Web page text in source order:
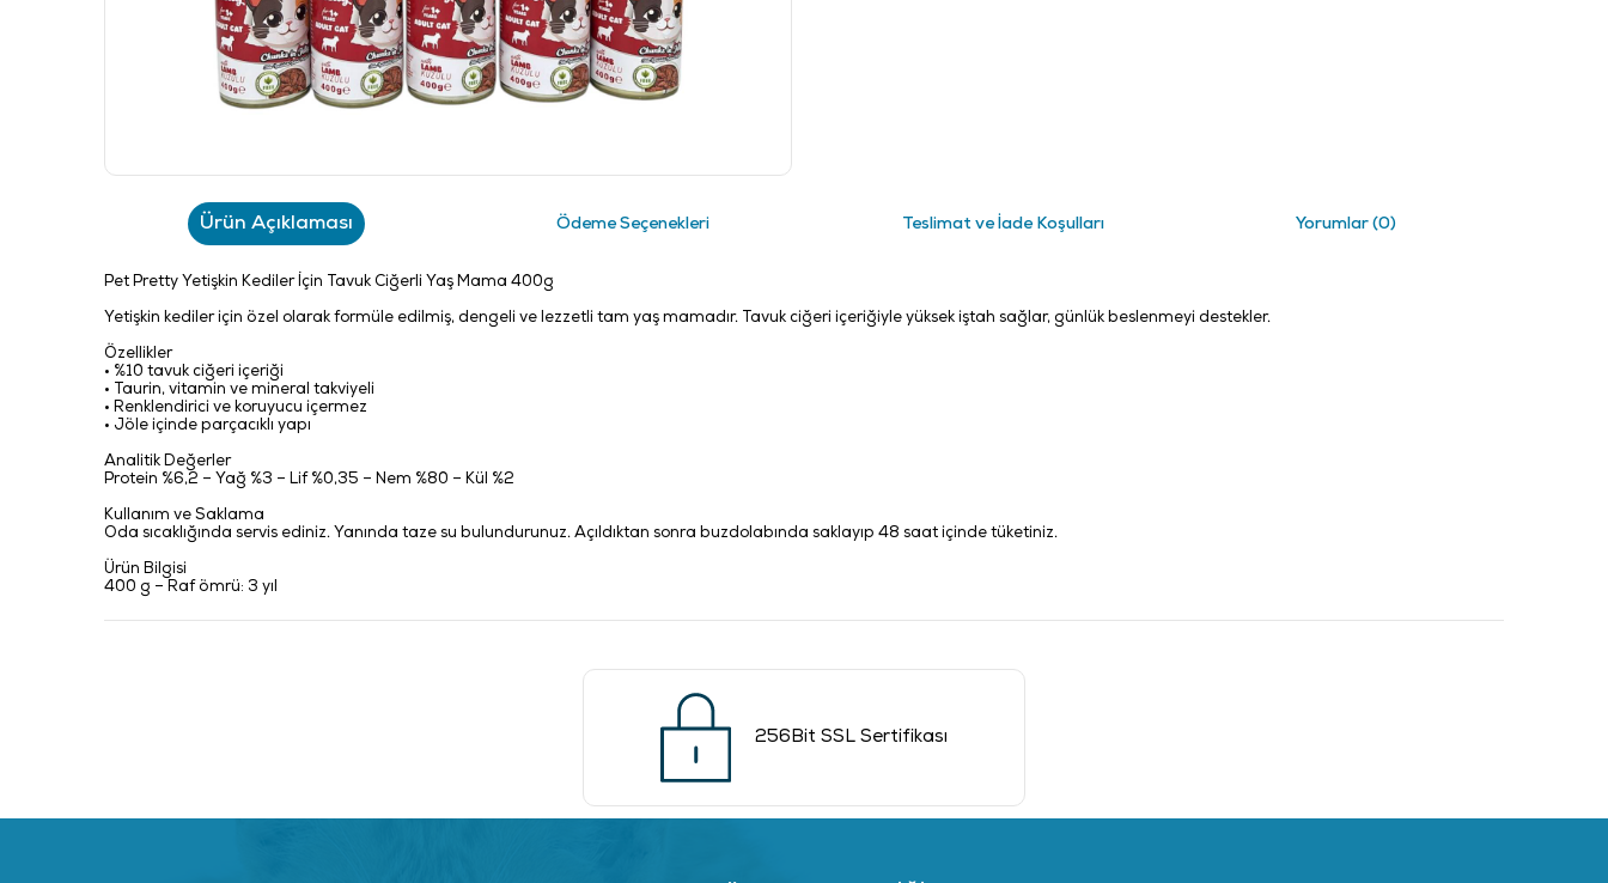
Ürün Açıklaması Ödeme Seçenekleri Teslimat ve İade Koşulları Yorumlar (0)
Pet Pretty Yetişkin Kediler İçin Tavuk Ciğerli Yaş Mama 400g
Yetişkin kediler için özel olarak formüle edilmiş, dengeli ve lezzetli tam yaş mamadır. Tavuk ciğeri içeriğiyle yüksek iştah sağlar, günlük beslenmeyi destekler.
Özellikler
• %10 tavuk ciğeri içeriği
• Taurin, vitamin ve mineral takviyeli
• Renklendirici ve koruyucu içermez
• Jöle içinde parçacıklı yapı
Analitik Değerler
Protein %6,2 – Yağ %3 – Lif %0,35 – Nem %80 – Kül %2
Kullanım ve Saklama
Oda sıcaklığında servis ediniz. Yanında taze su bulundurunuz. Açıldıktan sonra buzdolabında saklayıp 48 saat içinde tüketiniz.
Ürün Bilgisi
400 g – Raf ömrü: 3 yıl
256Bit SSL Sertifikası